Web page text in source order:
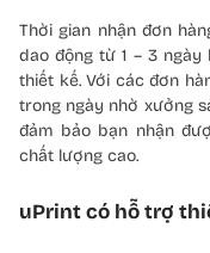
Thời gian nhận đơn
dao động từ 1 – 3
thiết kế. Với các đơn
trong ngày nhờ xưởng
đảm bảo bạn nhận
chất lượng cao.
uPrint có hỗ trợ